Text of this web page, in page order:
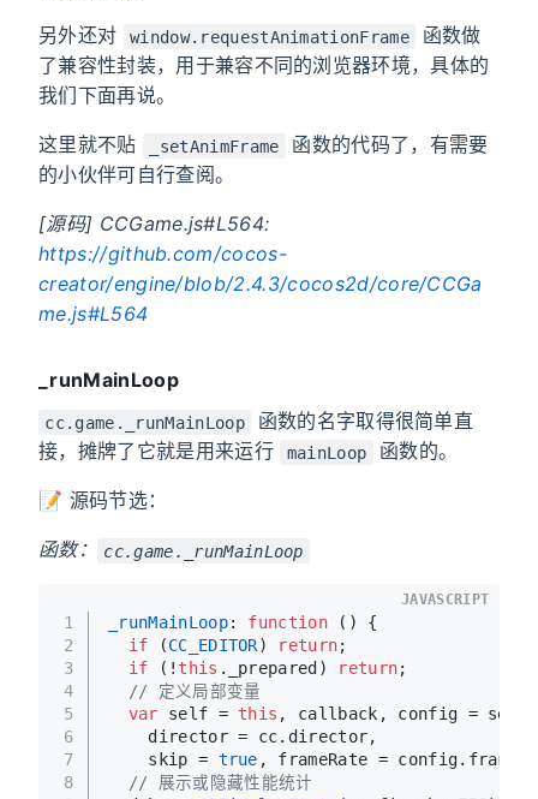
另外还对 window.requestAnimationFrame
函数做
了兼容性封装，用于兼容不同的浏览器环境，具体的
我们下面再说。
这里就不贴 _setAnimFrame
函数的代码了，有需要
的小伙伴可自行查阅。
[源码] CCGame.js#L564:
https://github.com/cocos-
creator/engine/blob/2.4.3/cocos2d/core/CCGa
me.js#L564
_runMainLoop
cc.game._runMainLoop
函数的名字取得很简单直
接，摊牌了它就是用来运行
mainLoop 函数的。
📝 源码节选：
函数： cc.game._runMainLoop
1
2
3
4
5
6
7
8
_runMainLoop: function ( ) {
if (CC_EDITOR) return;
if (! this . _prepared ) return;
// 定义局部变量
var self = this , callback, config = self.
    director = cc.
director,
    skip =
true , frameRate = config.
// 展示或隐藏性能统计
JAVASCRIPT